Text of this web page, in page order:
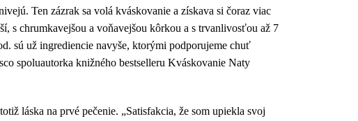
Ten zázrak sa volá kváskovanie a získava si čoraz viac
s chrumkavejšou a voňavejšou kôrkou a s trvanlivosťou až 7
sú už ingrediencie navyše, ktorými podporujeme chuť
spoluautorka knižného bestselleru Kváskovanie Naty
láska na prvé pečenie. „Satisfakcia, že som upiekla svoj